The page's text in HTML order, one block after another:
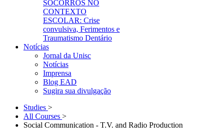
SOCORROS NO
CONTEXTO
ESCOLAR: Crise
convulsiva, Ferimentos e
Traumatismo Dentário
Notícias
Jornal da Unisc
Notícias
Imprensa
Blog EAD
Sugira sua divulgação
Studies >
All Courses >
Social Communication - T.V. and Radio Production